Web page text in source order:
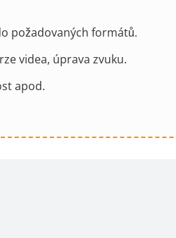
požadovaných formátů.
videa, úprava zvuku.
apod.